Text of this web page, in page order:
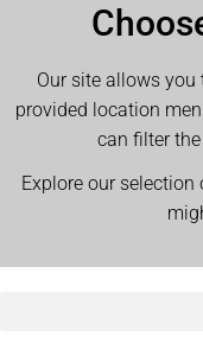
Our site allows
provided location
can filter
Explore our